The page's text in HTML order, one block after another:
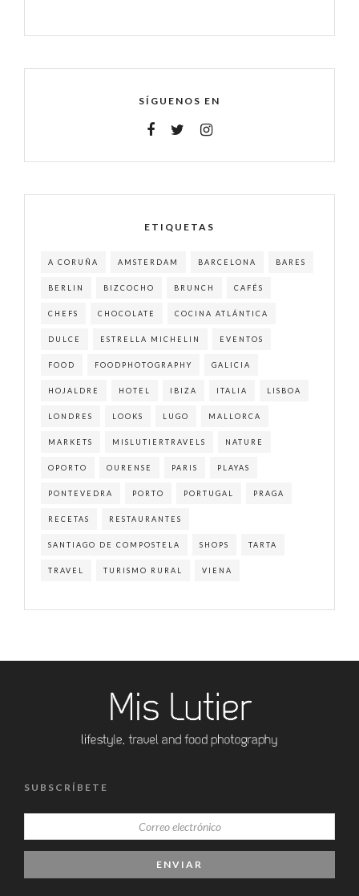
SÍGUENOS EN
ETIQUETAS
A CORUÑA AMSTERDAM BARCELONA BARES
BERLIN BIZCOCHO BRUNCH CAFÉS
CHEFS CHOCOLATE COCINA ATLÁNTICA
DULCE ESTRELLA MICHELIN EVENTOS
FOOD FOODPHOTOGRAPHY GALICIA
HOJALDRE HOTEL IBIZA ITALIA LISBOA
LONDRES LOOKS LUGO MALLORCA
MARKETS MISLUTIERTRAVELS NATURE
OPORTO OURENSE PARIS PLAYAS
PONTEVEDRA PORTO PORTUGAL PRAGA
RECETAS RESTAURANTES
SANTIAGO DE COMPOSTELA SHOPS TARTA
TRAVEL TURISMO RURAL VIENA
SUBSCRÍBETE